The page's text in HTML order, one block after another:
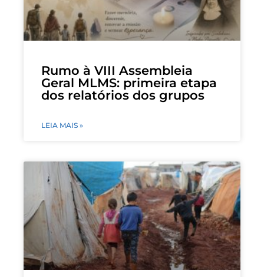
Rumo à VIII Assembleia
Geral MLMS: primeira etapa
dos relatórios dos grupos
LEIA MAIS »